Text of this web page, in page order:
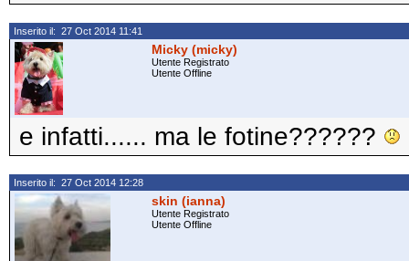
Inserito il: 27 Oct 2014 11:41
Micky (micky)
Utente Registrato
Utente Offline
e infatti...... ma le fotine??????
Inserito il: 27 Oct 2014 12:28
skin (ianna)
Utente Registrato
Utente Offline